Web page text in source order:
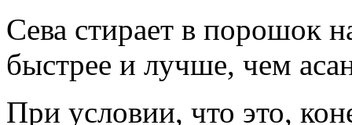
Сева стирает в порошок
быстрее и лучше, чем
При условии, что это,